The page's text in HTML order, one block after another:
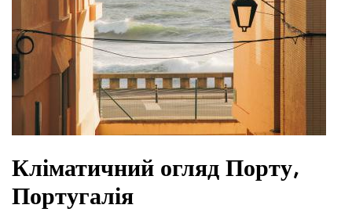
Кліматичний огляд Порту,
Португалія